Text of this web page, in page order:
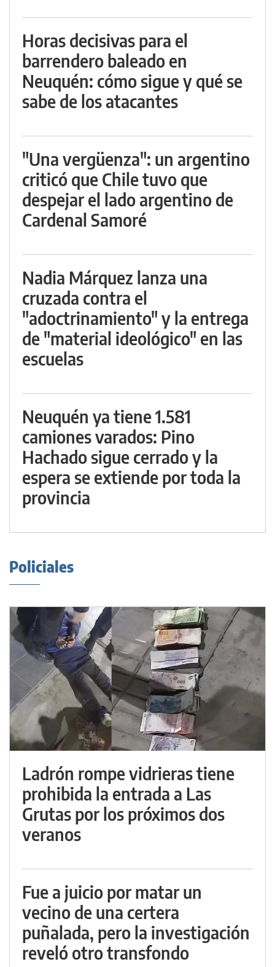
Horas decisivas para el
barrendero baleado en
Neuquén: cómo sigue y qué se
sabe de los atacantes
"Una vergüenza": un argentino
criticó que Chile tuvo que
despejar el lado argentino de
Cardenal Samoré
Nadia Márquez lanza una
cruzada contra el
"adoctrinamiento" y la entrega
de "material ideológico" en las
escuelas
Neuquén ya tiene 1.581
camiones varados: Pino
Hachado sigue cerrado y la
espera se extiende por toda la
provincia
Policiales
Ladrón rompe vidrieras tiene
prohibida la entrada a Las
Grutas por los próximos dos
veranos
Fue a juicio por matar un
vecino de una certera
puñalada, pero la investigación
reveló otro transfondo